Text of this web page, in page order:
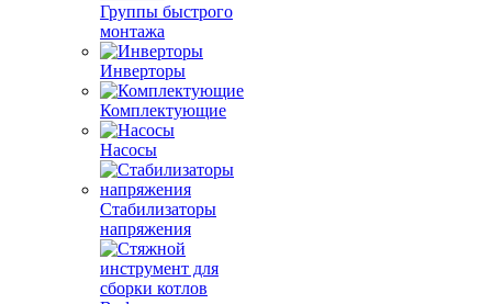
Группы быстрого
монтажа
Инверторы
Комплектующие
Насосы
Стабилизаторы
напряжения